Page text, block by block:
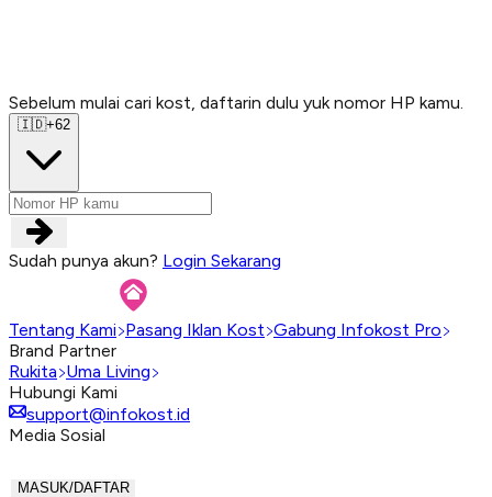
Sebelum mulai cari kost, daftarin dulu yuk nomor HP kamu.
🇮🇩+62
Sudah punya akun? Login Sekarang
Tentang Kami Pasang Iklan Kost Gabung Infokost Pro
Brand Partner
Rukita Uma Living
Hubungi Kami
support@infokost.id
Media Sosial
MASUK/DAFTAR